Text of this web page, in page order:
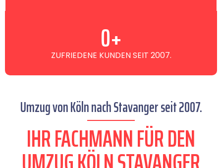
ZUFRIEDENE KUNDEN SEIT 2007.
0+
Umzug von Köln nach Stavanger seit 2007.
IHR FACHMANN FÜR DEN